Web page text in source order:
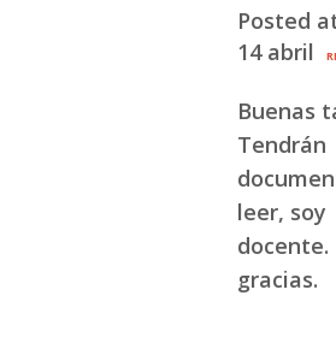
Posted
14 abril
Buenas
Tendrán
leer, soy
docente.
gracias.